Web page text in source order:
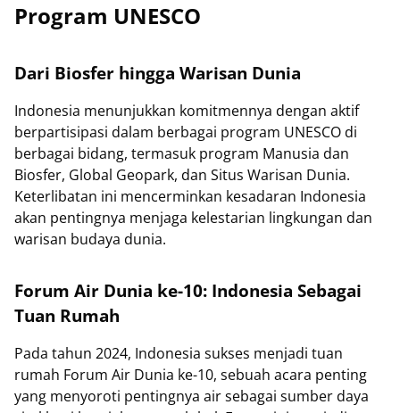
Program UNESCO
Dari Biosfer hingga Warisan Dunia
Indonesia menunjukkan komitmennya dengan aktif
berpartisipasi dalam berbagai program UNESCO di
berbagai bidang, termasuk program Manusia dan
Biosfer, Global Geopark, dan Situs Warisan Dunia.
Keterlibatan ini mencerminkan kesadaran Indonesia
akan pentingnya menjaga kelestarian lingkungan dan
warisan budaya dunia.
Forum Air Dunia ke-10: Indonesia Sebagai
Tuan Rumah
Pada tahun 2024, Indonesia sukses menjadi tuan
rumah Forum Air Dunia ke-10, sebuah acara penting
yang menyoroti pentingnya air sebagai sumber daya